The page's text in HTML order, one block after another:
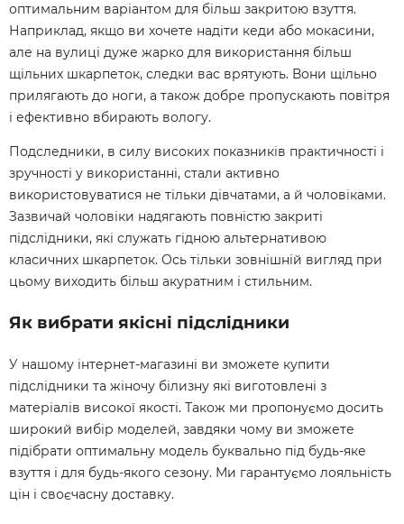
оптимальним варіантом для більш закритою взуття.
Наприклад, якщо ви хочете надіти кеди або мокасини,
але на вулиці дуже жарко для використання більш
щільних шкарпеток, следки вас врятують. Вони щільно
прилягають до ноги, а також добре пропускають повітря
і ефективно вбирають вологу.
Подследники, в силу високих показників практичності і
зручності у використанні, стали активно
використовуватися не тільки дівчатами, а й чоловіками.
Зазвичай чоловіки надягають повністю закриті
підслідники, які служать гідною альтернативою
класичних шкарпеток. Ось тільки зовнішній вигляд при
цьому виходить більш акуратним і стильним.
Як вибрати якісні підслідники
У нашому інтернет-магазині ви зможете купити
підслідники та жіночу білизну які виготовлені з
матеріалів високої якості. Також ми пропонуємо досить
широкий вибір моделей, завдяки чому ви зможете
підібрати оптимальну модель буквально під будь-яке
взуття і для будь-якого сезону. Ми гарантуємо лояльність
цін і своєчасну доставку.